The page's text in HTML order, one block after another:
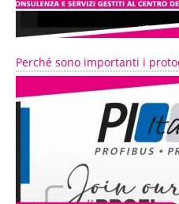
Perché sono importanti i